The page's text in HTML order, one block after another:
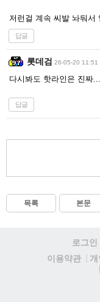
저런걸 계속 씨발 놔둬서
답글
롯데검 26-05-20 11:51
다시봐도 핫라인은 진짜...
답글
목록 본문
로그인
이용약관